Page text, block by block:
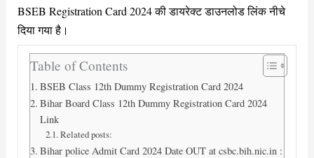
BSEB Registration Card 2024 की डायरेक्ट डाउनलोड लिंक नीचे
दिया गया है।
Table of Contents
BSEB Class 12th Dummy Registration Card 2024
Bihar Board Class 12th Dummy Registration Card 2024
Link
Related posts:
Bihar police Admit Card 2024 Date OUT at csbc.bih.nic.in :